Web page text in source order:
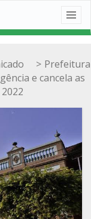
> Prefeitura
e cancela as